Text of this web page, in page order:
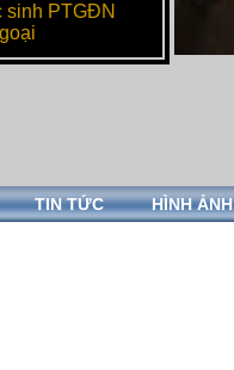
sinh PTGĐN
TIN TỨC HÌNH ẢNH